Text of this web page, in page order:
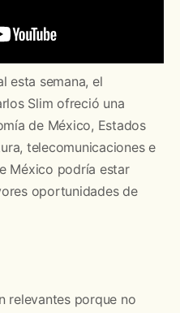
esta semana, el
Slim ofreció una
de México, Estados
telecomunicaciones e
México podría estar
oportunidades de
relevantes porque no